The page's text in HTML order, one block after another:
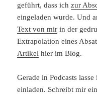
geführt, dass ichzur
eingeladen wurde. Und
Text von mir in der
Extrapolation eines
Artikel hier im Blog.
Gerade in Podcasts
einladen. Schreibt mir